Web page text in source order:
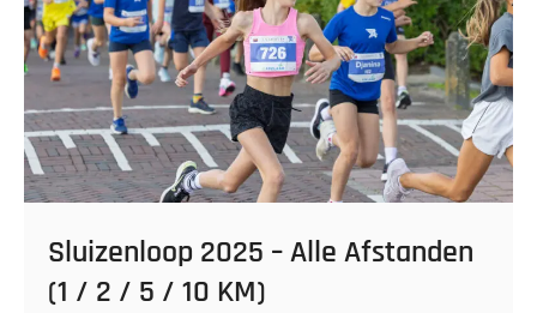
Sluizenloop 2025 – Alle Afstanden
(1 / 2 / 5 / 10 KM)